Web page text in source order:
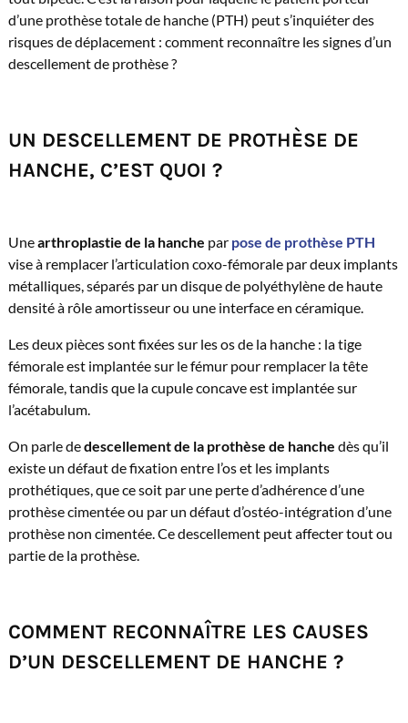
d’une prothèse totale de hanche (PTH) peut s’inquiéter des
risques de déplacement : comment reconnaître les signes d’un
descellement de prothèse ?
UN DESCELLEMENT DE PROTHÈSE DE
HANCHE, C’EST QUOI ?
Unearthroplastie de la hanche par pose de prothèse PTH
vise à remplacer l’articulation coxo-fémorale par deux implants
métalliques, séparés par un disque de polyéthylène de haute
densité à rôle amortisseur ou une interface en céramique.
Les deux pièces sont fixées sur les os de la hanche : la tige
fémorale est implantée sur le fémur pour remplacer la tête
fémorale, tandis que la cupule concave est implantée sur
l’acétabulum.
On parle dedescellement de la prothèse de hanche dès qu’il
existe un défaut de fixation entre l’os et les implants
prothétiques, que ce soit par une perte d’adhérence d’une
prothèse cimentée ou par un défaut d’ostéo-intégration d’une
prothèse non cimentée. Ce descellement peut affecter tout ou
partie de la prothèse.
COMMENT RECONNAÎTRE LES CAUSES
D’UN DESCELLEMENT DE HANCHE ?